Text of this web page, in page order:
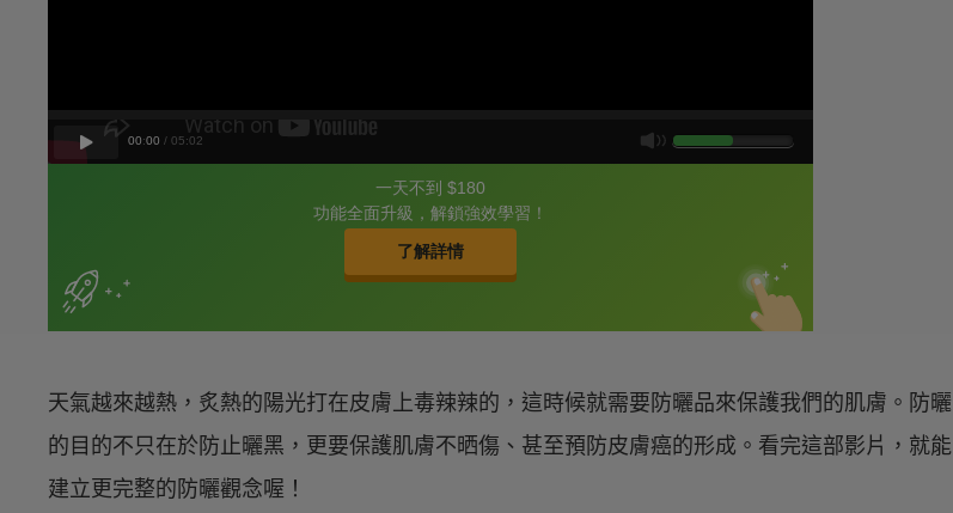
天氣越來越熱，炙熱的陽光打在皮膚上毒辣辣的，這時候就需要防曬品來保護我們的肌膚。防曬
的目的不只在於防止曬黑，更要保護肌膚不晒傷、甚至預防皮膚癌的形成。看完這部影片，就能
建立更完整的防曬觀念喔！